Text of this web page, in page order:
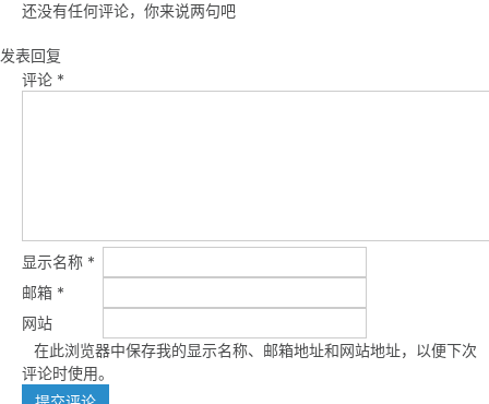
还没有任何评论，你来说两句吧
发表回复
评论 *
显示名称 *
邮箱 *
网站
在此浏览器中保存我的显示名称、邮箱地址和网站地址，以便下次
评论时使用。